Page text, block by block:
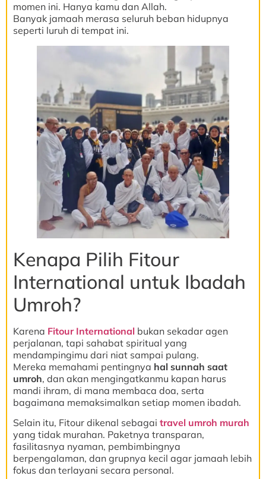
momen ini. Hanya kamu dan Allah.
Banyak jamaah merasa seluruh beban hidupnya
seperti luruh di tempat ini.
Kenapa Pilih Fitour
International untuk Ibadah
Umroh?
Karena Fitour International bukan sekadar agen
perjalanan, tapi sahabat spiritual yang
mendampingimu dari niat sampai pulang.
Mereka memahami pentingnya hal sunnah saat
umroh, dan akan mengingatkanmu kapan harus
mandi ihram, di mana membaca doa, serta
bagaimana memaksimalkan setiap momen ibadah.
Selain itu, Fitour dikenal sebagai travel umroh murah
yang tidak murahan. Paketnya transparan,
fasilitasnya nyaman, pembimbingnya
berpengalaman, dan grupnya kecil agar jamaah lebih
fokus dan terlayani secara personal.